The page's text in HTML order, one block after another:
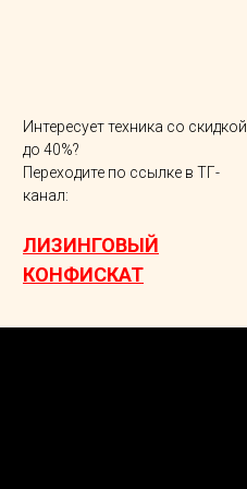
Интересует техника со скидкой
до 40%?
Переходите по ссылке в ТГ-
канал:
ЛИЗИНГОВЫЙ
КОНФИСКАТ